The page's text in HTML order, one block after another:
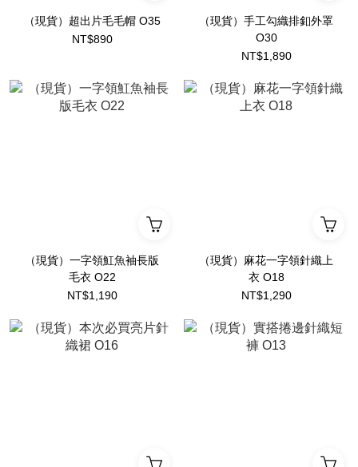
（現貨）超出片毛毛帽 O35
NT$890
（現貨）手工勾織排釦外罩
O30
NT$1,890
（現貨）一字領魟魚袖長版
毛衣 O22
NT$1,190
（現貨）麻花一字領針織上
衣 O18
NT$1,290